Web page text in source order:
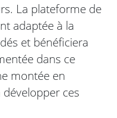
La plateforme de
adaptée à la
et bénéficiera
dans ce
montée en
ces